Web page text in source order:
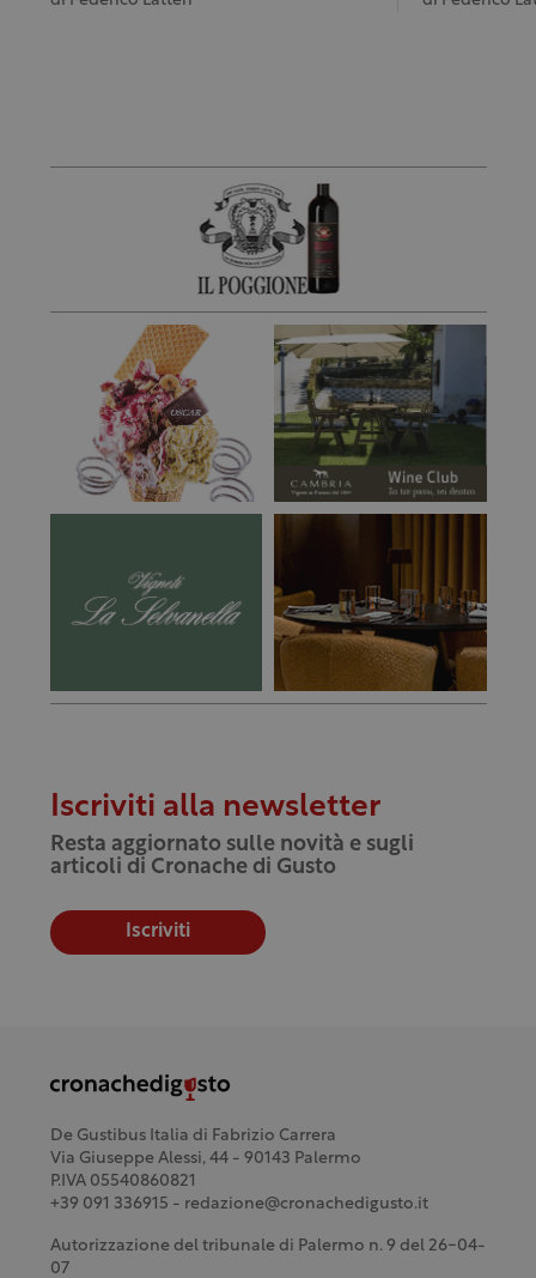
Iscriviti alla newsletter
Resta aggiornato sulle novità e sugli
articoli di Cronache di Gusto
Iscriviti
De Gustibus Italia di Fabrizio Carrera
Via Giuseppe Alessi, 44 - 90143 Palermo
P.IVA 05540860821
+39 091 336915 - redazione@cronachedigusto.it
Autorizzazione del tribunale di Palermo n. 9 del 26-04-
07